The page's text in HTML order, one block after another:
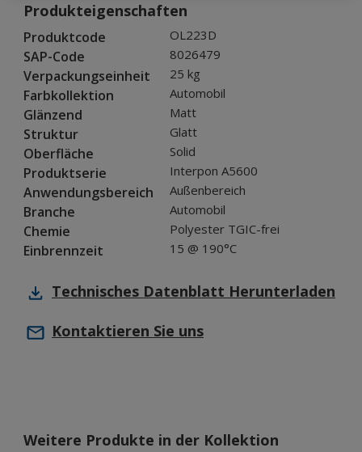
Produkteigenschaften
Produktcode OL223D
SAP-Code 8026479
Verpackungseinheit 25 kg
Farbkollektion Automobil
Glänzend Matt
Struktur Glatt
Oberfläche Solid
Produktserie Interpon A5600
Anwendungsbereich Außenbereich
Branche Automobil
Chemie Polyester TGIC-frei
Einbrennzeit 15 @ 190°C
Technisches Datenblatt Herunterladen
Kontaktieren Sie uns
Weitere Produkte in der Kollektion